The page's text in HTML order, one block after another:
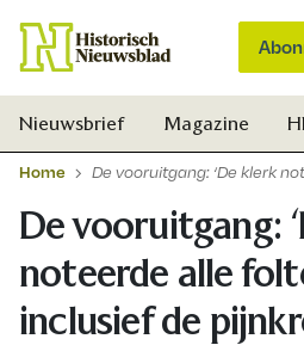
Nieuwsbrief Magazine
Home De vooruitgang: ‘De klerk
De vooruitgang:
noteerde alle
inclusief de